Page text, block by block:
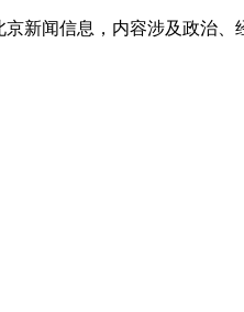
新闻信息，内容涉及政治